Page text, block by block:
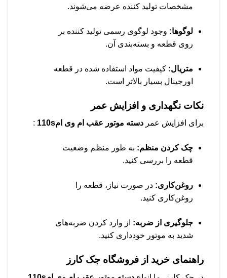
مشخصات تولید کننده عرضه می‌شوند.
لوگوها: وجود لوگوی رسمی تولید کننده بر
روی قطعه و بسته‌بندی آن.
متریال: کیفیت مواد استفاده شده در قطعه
اورجینال بسیار بالاتر است.
نکات نگهداری و افزایش عمر
برای افزایش عمر دسته موتور عقب ام وی ام110s :
چک کردن منظم: به طور منظم وضعیت
قطعه را بررسی کنید.
روغن‌کاری: در صورت نیاز، قطعه را
روغن‌کاری کنید.
جلوگیری از ضربه: از وارد کردن ضربه‌های
شدید به موتور خودداری کنید.
راهنمای خرید از فروشگاه جک کارز